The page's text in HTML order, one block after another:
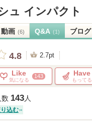
ュ インパクト
画 (6) Q&A (1) ブログ
4.8 2.7pt
Like
気になる
143 Have
もってる
143人
込む